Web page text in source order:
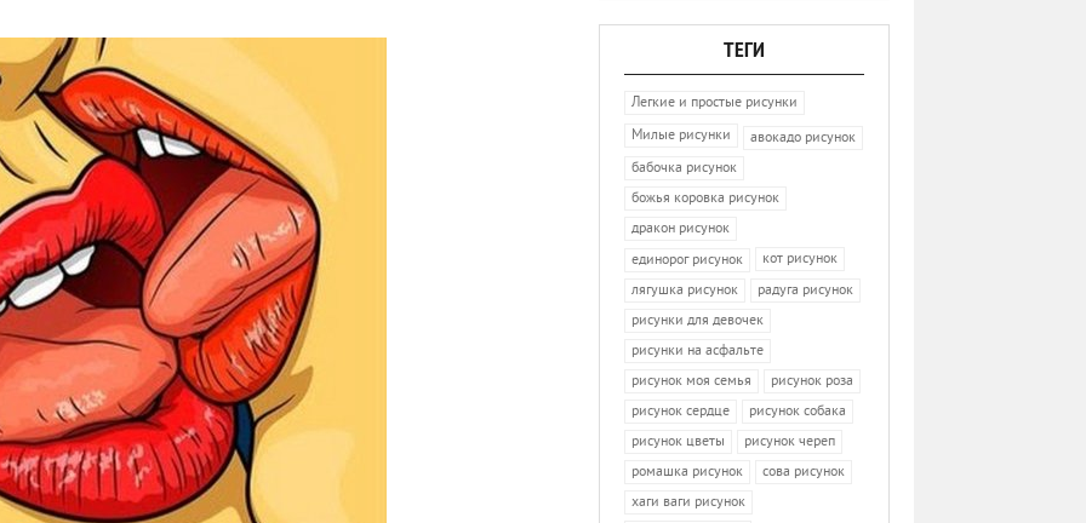
ТЕГИ
Легкие и простые рисунки
Милые рисунки
авокадо рисунок
бабочка рисунок
божья коровка рисунок
дракон рисунок
единорог рисунок
кот рисунок
лягушка рисунок
радуга рисунок
рисунки для девочек
рисунки на асфальте
рисунок моя семья
рисунок роза
рисунок сердце
рисунок собака
рисунок цветы
рисунок череп
ромашка рисунок
сова рисунок
хаги ваги рисунок